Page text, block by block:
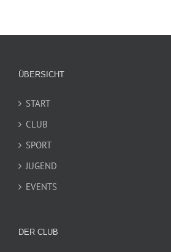
ÜBERSICHT
START
CLUB
SPORT
JUGEND
EVENTS
DER CLUB